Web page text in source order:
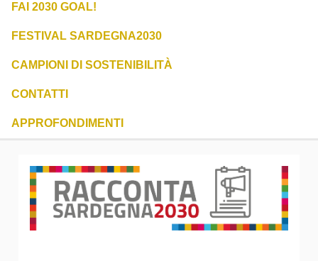
FAI 2030 GOAL!
FESTIVAL SARDEGNA2030
CAMPIONI DI SOSTENIBILITÀ
CONTATTI
APPROFONDIMENTI